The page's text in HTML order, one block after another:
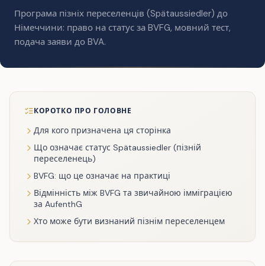
Програма пізніх переселенців (Spätaussiedler) до
Німеччини: право на статус за BVFG, мовний тест,
подача заяви до BVA.
КОРОТКО ПРО ГОЛОВНЕ
Для кого призначена ця сторінка
Що означає статус Spätaussiedler (пізній
переселенець)
BVFG: що це означає на практиці
Відмінність між BVFG та звичайною імміграцією
за AufenthG
Хто може бути визнаний пізнім переселенцем